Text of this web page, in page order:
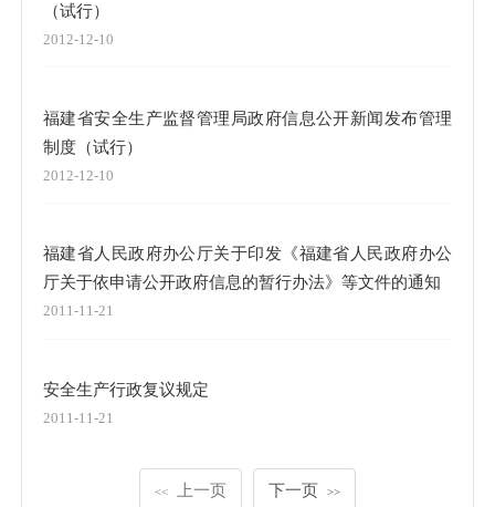
（试行）
2012-12-10
福建省安全生产监督管理局政府信息公开新闻发布管理
制度（试行）
2012-12-10
福建省人民政府办公厅关于印发《福建省人民政府办公
厅关于依申请公开政府信息的暂行办法》等文件的通知
2011-11-21
安全生产行政复议规定
2011-11-21
<< 上一页 下一页 >>